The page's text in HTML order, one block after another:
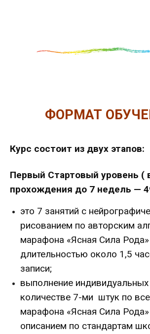
ФОРМАТ
Курс состоит из двух этапов:
Первый Стартовый уровень (
прохождения до 7 недель —
это 7 занятий с
рисованием по авторским
марафона «Ясная Сила Рода»
длительностью около 1,5
записи;
выполнение
количестве 7-ми штук по
марафона «Ясная Сила
описанием по стандартам